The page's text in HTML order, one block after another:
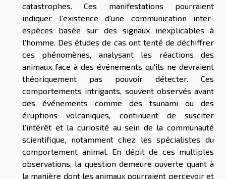
catastrophes. Ces manifestations pourraient
indiquer l'existence d'une communication inter-
espèces basée sur des signaux inexplicables à
l'homme. Des études de cas ont tenté de déchiffrer
ces phénomènes, analysant les réactions des
animaux face à des événements qu'ils ne devraient
théoriquement pas pouvoir détecter. Ces
comportements intrigants, souvent observés avant
des événements comme des tsunami ou des
éruptions volcaniques, continuent de susciter
l'intérêt et la curiosité au sein de la communauté
scientifique, notamment chez les spécialistes du
comportement animal. En dépit de ces multiples
observations, la question demeure ouverte quant à
la manière dont les animaux pourraient percevoir et